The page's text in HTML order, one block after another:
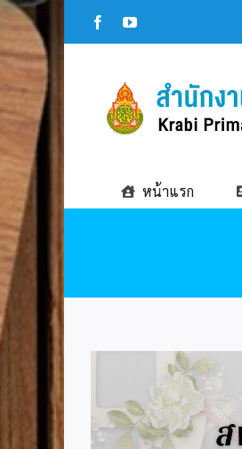
Skip
to
content
FacebookYouTube
หน้าแรก
Image